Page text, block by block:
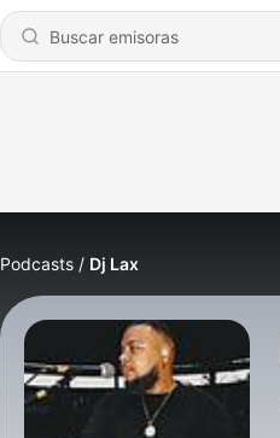
Podcasts Dj Lax